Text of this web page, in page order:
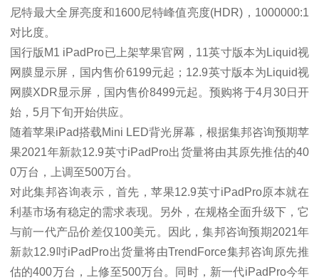
尼特最大全屏亮度和1600尼特峰值亮度(HDR)，1000000:1
对比度。
国行版M1 iPadPro已上架苹果官网，11英寸版本为Liquid视
网膜显示屏，国内售价6199元起；12.9英寸版本为Liquid视
网膜XDR显示屏，国内售价8499元起。预购将于4月30日开
始，5月下旬开始供应。
随着苹果iPad搭载Mini LED背光屏幕，根据集邦咨询预期苹
果2021年新款12.9英寸iPadPro出货量将由其原先推估的40
0万台，上调至500万台。
对此集邦咨询表示，首先，苹果12.9英寸iPadPro原本就在
利基市场有稳定的需求表现。另外，在规格全面升级下，它
与前一代产品价差仅100美元。因此，集邦咨询预期2021年
新款12.9吋iPadPro出货量将由TrendForce集邦咨询原先推
估的400万台，上修至500万台。同时，新一代iPadPro今年